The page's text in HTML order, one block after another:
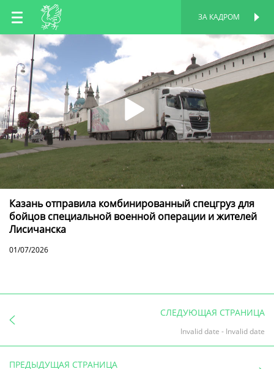
RU
TT
ЗА КАДРОМ
Казань отправила комбинированный спецгруз для
бойцов специальной военной операции и жителей
Лисичанска
01/07/2026
СЛЕДУЮЩАЯ СТРАНИЦА
Invalid date - Invalid date
ПРЕДЫДУЩАЯ СТРАНИЦА
ПЕРСОНАЛЬНАЯ
СТРАНИЦА